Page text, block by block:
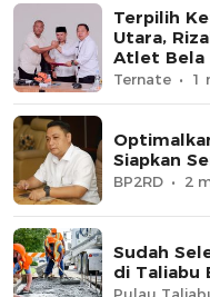
Terpilih
Utara,
Atlet Bela
Ternate 1
Siapkan
BP2RD 2
Sudah
di Taliabu
Pulau